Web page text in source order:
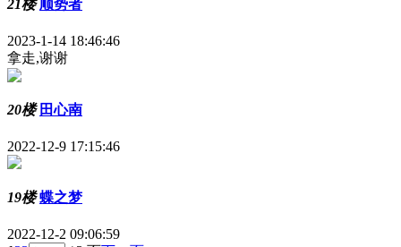
21楼 顺势者
2023-1-14 18:46:46
拿走,谢谢
20楼 田心南
2022-12-9 17:15:46
19楼 蝶之梦
2022-12-2 09:06:59